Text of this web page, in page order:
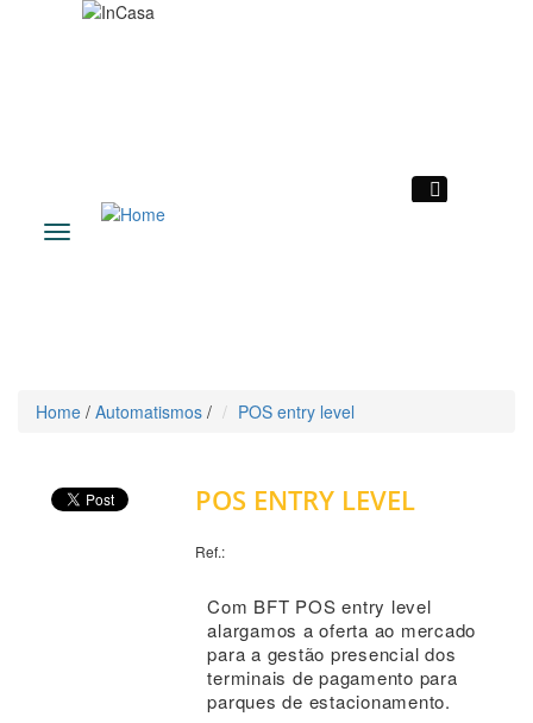
Toggle
Home / Automatismos / POS entry level
POS ENTRY LEVEL
Ref.:
Com BFT POS entry level
alargamos a oferta ao mercado
para a gestão presencial dos
terminais de pagamento para
parques de estacionamento.